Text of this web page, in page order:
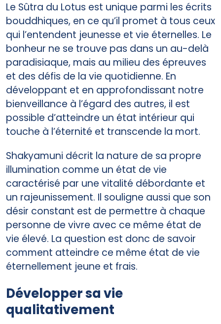
Le Sûtra du Lotus est unique parmi les écrits
bouddhiques, en ce qu’il promet à tous ceux
qui l’entendent jeunesse et vie éternelles. Le
bonheur ne se trouve pas dans un au-delà
paradisiaque, mais au milieu des épreuves
et des défis de la vie quotidienne. En
développant et en approfondissant notre
bienveillance à l’égard des autres, il est
possible d’atteindre un état intérieur qui
touche à l’éternité et transcende la mort.
Shakyamuni décrit la nature de sa propre
illumination comme un état de vie
caractérisé par une vitalité débordante et
un rajeunissement. Il souligne aussi que son
désir constant est de permettre à chaque
personne de vivre avec ce même état de
vie élevé. La question est donc de savoir
comment atteindre ce même état de vie
éternellement jeune et frais.
Développer sa vie
qualitativement